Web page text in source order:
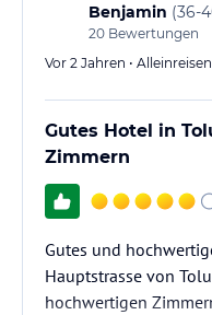
Benjamin (36-
20 Bewertungen
Vor 2 Jahren •
Gutes Hotel in
Zimmern
Gutes und
Hauptstrasse von
hochwertigen